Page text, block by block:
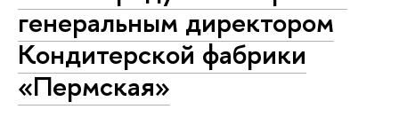
генеральным директором
Кондитерской фабрики
«Пермская»